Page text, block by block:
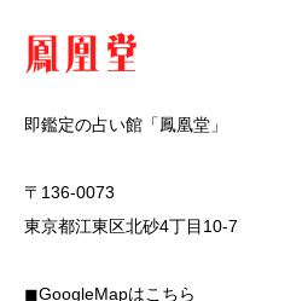
即鑑定の占い館「鳳凰堂」
〒136-0073
東京都江東区北砂4丁目10-7
◼︎GoogleMapはこちら